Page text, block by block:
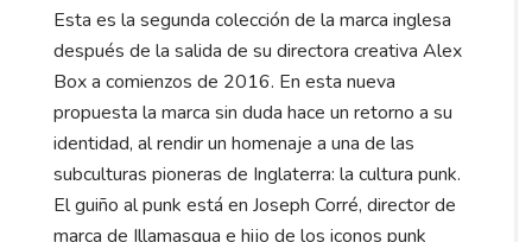
Esta es la segunda colección de la marca inglesa
después de la salida de su directora creativa Alex
Box a comienzos de 2016. En esta nueva
propuesta la marca sin duda hace un retorno a su
identidad, al rendir un homenaje a una de las
subculturas pioneras de Inglaterra: la cultura punk.
El guiño al punk está en Joseph Corré, director de
marca de Illamasqua e hijo de los iconos punk